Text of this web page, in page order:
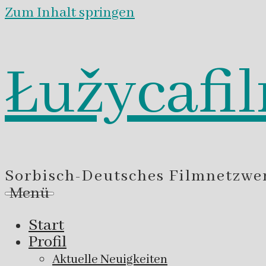
Zum Inhalt springen
Sorbisch-Deutsches
Menü
Start
Profil
Aktuelle Neuigkeiten